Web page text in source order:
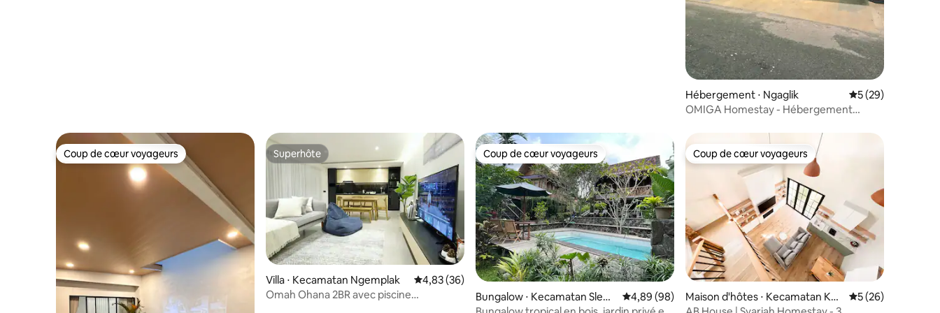
Hébergement ⋅ Ngaglik Évaluation
5 (29)
OMIGA Homestay - Hébergement
Coup de cœur voyageurs
Coup de cœur voyageurs Superhôte
Superhôte
Villa ⋅ Kecamatan Ngemplak Évaluation moyenne sur la base de 36 commentaires : 4,83 sur 5
4,83 (36)
Omah Ohana 2BR avec piscine
Coup de cœur voyageurs
Coup de cœur voyageurs
Bungalow ⋅ Kecamatan Slem
an
Évaluation moyenne sur la base de 98 commentaires : 4,89 sur 5
4,89 (98)
Coup de cœur voyageurs
Coup de cœur voyageurs
Maison d'hôtes ⋅ Kecamatan Kasi
han
Évaluation
5 (26)